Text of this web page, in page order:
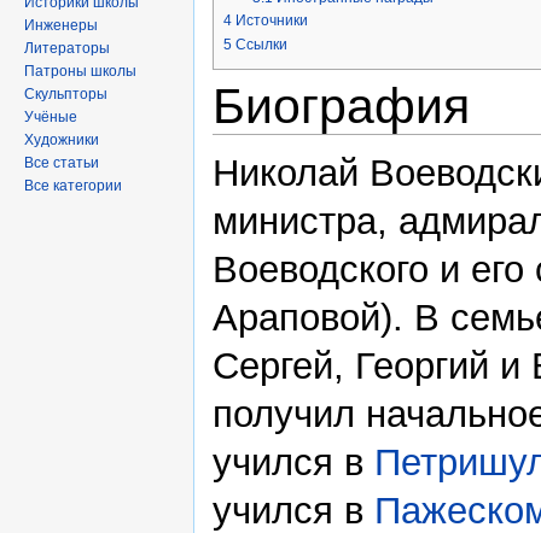
4 Источники
5 Ссылки
Биография
Николай
министра,
Воеводского и
Араповой). В
Сергей, Георгий
получил
учился в
учился в
Инженеры
Литераторы
Патроны школы
Скульпторы
Учёные
Художники
Все статьи
Все категории